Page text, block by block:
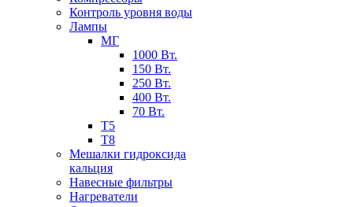
Контроль уровня воды
Лампы
МГ
1000 Вт.
150 Вт.
250 Вт.
400 Вт.
70 Вт.
Т5
Т8
Мешалки гидроксида
кальция
Навесные фильтры
Нагреватели